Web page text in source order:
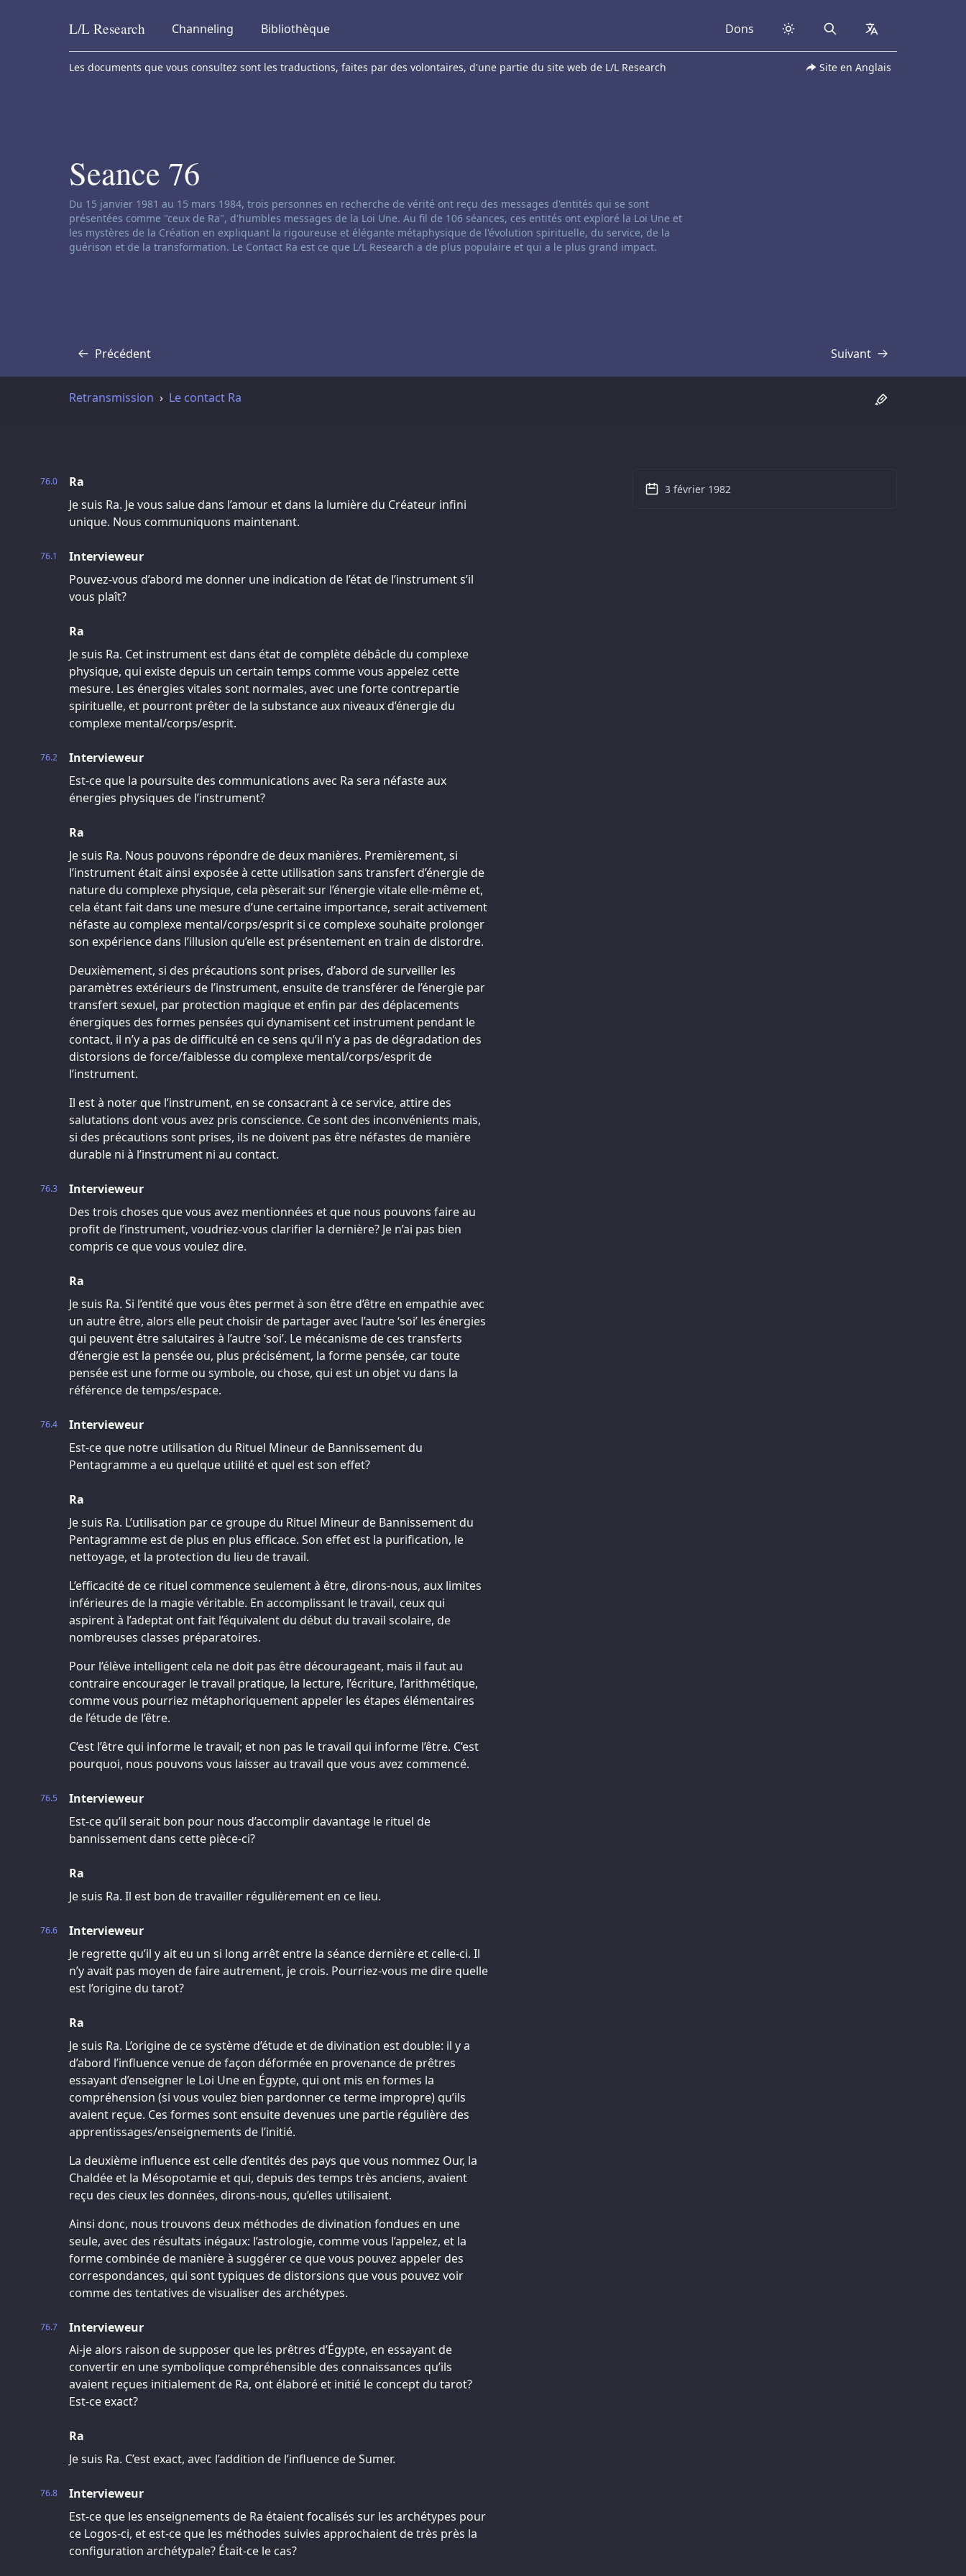
Skip to content
L/L Research Channeling Bibliothèque Dons Search collapsed
Les documents que vous consultez sont les traductions, faites par des volontaires, d'une partie du site web de L/L Research Site en Anglais
Seance 76
Clause de non-responsabilité concernant le channeling:
Du 15 janvier 1981 au 15 mars 1984, trois personnes en recherche de vérité ont reçu des messages d'entités qui se sont
présentées comme "ceux de Ra", d'humbles messages de la Loi Une. Au fil de 106 séances, ces entités ont exploré la Loi Une et
les mystères de la Création en expliquant la rigoureuse et élégante métaphysique de l'évolution spirituelle, du service, de la
guérison et de la transformation. Le Contact Ra est ce que L/L Research a de plus populaire et qui a le plus grand impact.
Précédent
Transcription Suivant
Transcription
Retransmission Le contact Ra
76.0
Ra
Je suis Ra. Je vous salue dans l’amour et dans la lumière du Créateur infini
unique. Nous communiquons maintenant.
76.1
Intervieweur
Pouvez-vous d’abord me donner une indication de l’état de l’instrument s’il
vous plaît?
Ra
Je suis Ra. Cet instrument est dans état de complète débâcle du complexe
physique, qui existe depuis un certain temps comme vous appelez cette
mesure. Les énergies vitales sont normales, avec une forte contrepartie
spirituelle, et pourront prêter de la substance aux niveaux d’énergie du
complexe mental/corps/esprit.
76.2
Intervieweur
Est-ce que la poursuite des communications avec Ra sera néfaste aux
énergies physiques de l’instrument?
Ra
Je suis Ra. Nous pouvons répondre de deux manières. Premièrement, si
l’instrument était ainsi exposée à cette utilisation sans transfert d’énergie de
nature du complexe physique, cela pèserait sur l’énergie vitale elle-même et,
cela étant fait dans une mesure d’une certaine importance, serait activement
néfaste au complexe mental/corps/esprit si ce complexe souhaite prolonger
son expérience dans l’illusion qu’elle est présentement en train de distordre.
Deuxièmement, si des précautions sont prises, d’abord de surveiller les
paramètres extérieurs de l’instrument, ensuite de transférer de l’énergie par
transfert sexuel, par protection magique et enfin par des déplacements
énergiques des formes pensées qui dynamisent cet instrument pendant le
contact, il n’y a pas de difficulté en ce sens qu’il n’y a pas de dégradation des
distorsions de force/faiblesse du complexe mental/corps/esprit de
l’instrument.
Il est à noter que l’instrument, en se consacrant à ce service, attire des
salutations dont vous avez pris conscience. Ce sont des inconvénients mais,
si des précautions sont prises, ils ne doivent pas être néfastes de manière
durable ni à l’instrument ni au contact.
76.3
Intervieweur
Des trois choses que vous avez mentionnées et que nous pouvons faire au
profit de l’instrument, voudriez-vous clarifier la dernière? Je n’ai pas bien
compris ce que vous voulez dire.
Ra
Je suis Ra. Si l’entité que vous êtes permet à son être d’être en empathie avec
un autre être, alors elle peut choisir de partager avec l’autre ‘soi’ les énergies
qui peuvent être salutaires à l’autre ‘soi’. Le mécanisme de ces transferts
d’énergie est la pensée ou, plus précisément, la forme pensée, car toute
pensée est une forme ou symbole, ou chose, qui est un objet vu dans la
référence de temps/espace.
76.4
Intervieweur
Est-ce que notre utilisation du Rituel Mineur de Bannissement du
Pentagramme a eu quelque utilité et quel est son effet?
Ra
Je suis Ra. L’utilisation par ce groupe du Rituel Mineur de Bannissement du
Pentagramme est de plus en plus efficace. Son effet est la purification, le
nettoyage, et la protection du lieu de travail.
L’efficacité de ce rituel commence seulement à être, dirons-nous, aux limites
inférieures de la magie véritable. En accomplissant le travail, ceux qui
aspirent à l’adeptat ont fait l’équivalent du début du travail scolaire, de
nombreuses classes préparatoires.
Pour l’élève intelligent cela ne doit pas être décourageant, mais il faut au
contraire encourager le travail pratique, la lecture, l’écriture, l’arithmétique,
comme vous pourriez métaphoriquement appeler les étapes élémentaires
de l’étude de l’être.
C’est l’être qui informe le travail; et non pas le travail qui informe l’être. C’est
pourquoi, nous pouvons vous laisser au travail que vous avez commencé.
76.5
Intervieweur
Est-ce qu’il serait bon pour nous d’accomplir davantage le rituel de
bannissement dans cette pièce-ci?
Ra
Je suis Ra. Il est bon de travailler régulièrement en ce lieu.
76.6
Intervieweur
Je regrette qu’il y ait eu un si long arrêt entre la séance dernière et celle-ci. Il
n’y avait pas moyen de faire autrement, je crois. Pourriez-vous me dire quelle
est l’origine du tarot?
Ra
Je suis Ra. L’origine de ce système d’étude et de divination est double: il y a
d’abord l’influence venue de façon déformée en provenance de prêtres
essayant d’enseigner le Loi Une en Égypte, qui ont mis en formes la
compréhension (si vous voulez bien pardonner ce terme impropre) qu’ils
avaient reçue. Ces formes sont ensuite devenues une partie régulière des
apprentissages/enseignements de l’initié.
La deuxième influence est celle d’entités des pays que vous nommez Our, la
Chaldée et la Mésopotamie et qui, depuis des temps très anciens, avaient
reçu des cieux les données, dirons-nous, qu’elles utilisaient.
Ainsi donc, nous trouvons deux méthodes de divination fondues en une
seule, avec des résultats inégaux: l’astrologie, comme vous l’appelez, et la
forme combinée de manière à suggérer ce que vous pouvez appeler des
correspondances, qui sont typiques de distorsions que vous pouvez voir
comme des tentatives de visualiser des archétypes.
76.7
Intervieweur
Ai-je alors raison de supposer que les prêtres d’Égypte, en essayant de
convertir en une symbolique compréhensible des connaissances qu’ils
avaient reçues initialement de Ra, ont élaboré et initié le concept du tarot?
Est-ce exact?
Ra
Je suis Ra. C’est exact, avec l’addition de l’influence de Sumer.
76.8
Intervieweur
Est-ce que les enseignements de Ra étaient focalisés sur les archétypes pour
ce Logos-ci, et est-ce que les méthodes suivies approchaient de très près la
configuration archétypale? Était-ce le cas?
3 février 1982